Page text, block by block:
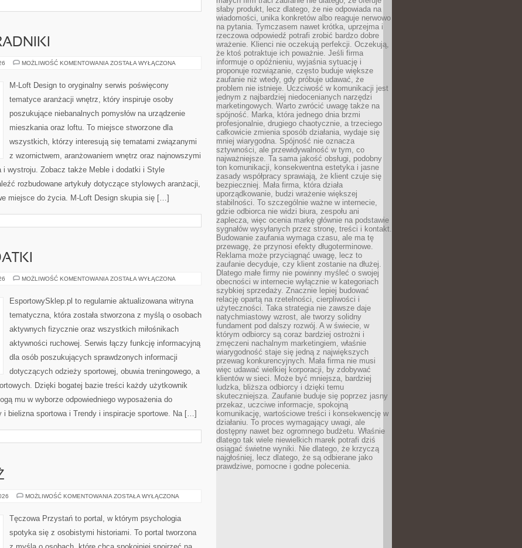
MOŻLIWOŚĆ KOMENTOWANIA PRAKTYCZNE
ZOSTAŁA WYŁĄCZONA
M-Loft Design to oryginalny serwis poświęcony
tematyce aranżacji wnętrz, który inspiruje osoby
poszukujące niebanalnych pomysłów na urządzenie
mieszkania oraz loftu. To miejsce stworzone dla
wszystkich, którzy interesują się tematami związanymi
z wzornictwem, aranżowaniem wnętrz oraz najnowszymi
i wystroju. Zobacz także Meble i dodatki i Style
rozbudowane artykuły dotyczące stylowych aranżacji,
miejsce do życia. M-Loft Design skupia się […]
MOŻLIWOŚĆ KOMENTOWANIA AKCESORIA
ZOSTAŁA WYŁĄCZONA
EsportowySklep.pl to regularnie aktualizowana witryna
tematyczna, która została stworzona z myślą o osobach
aktywnych fizycznie oraz wszystkich miłośnikach
aktywności ruchowej. Serwis łączy funkcję informacyjną
dla osób poszukujących sprawdzonych informacji
dotyczących odzieży sportowej, obuwia treningowego, a
Dzięki bogatej bazie treści każdy użytkownik
mu w wyborze odpowiedniego wyposażenia do
i bielizna sportowa i Trendy i inspiracje sportowe. Na […]
MOŻLIWOŚĆ KOMENTOWANIA DZIECI
ZOSTAŁA WYŁĄCZONA
Tęczowa Przystań to portal, w którym psychologia
spotyka się z osobistymi historiami. To portal tworzona
słaby produkt, lecz dlatego, że nie odpowiada na
wiadomości, unika konkretów albo reaguje nerwowo
na pytania. Tymczasem nawet krótka, uprzejma i
rzeczowa odpowiedź potrafi zrobić bardzo dobre
wrażenie. Klienci nie oczekują perfekcji. Oczekują,
że ktoś potraktuje ich poważnie. Jeśli firma
informuje o opóźnieniu, wyjaśnia sytuację i
proponuje rozwiązanie, często buduje większe
zaufanie niż wtedy, gdy próbuje udawać, że
problem nie istnieje. Uczciwość w komunikacji jest
jednym z najbardziej niedocenianych narzędzi
marketingowych. Warto zwrócić uwagę także na
spójność. Marka, która jednego dnia brzmi
profesjonalnie, drugiego chaotycznie, a trzeciego
całkowicie zmienia sposób działania, wydaje się
mniej wiarygodna. Spójność nie oznacza
sztywności, ale przewidywalność w tym, co
najważniejsze. Ta sama jakość obsługi, podobny
ton komunikacji, konsekwentna estetyka i jasne
zasady współpracy sprawiają, że klient czuje się
bezpieczniej. Mała firma, która działa
uporządkowanie, budzi wrażenie większej
stabilności. To szczególnie ważne w internecie,
gdzie odbiorca nie widzi biura, zespołu ani
zaplecza, więc ocenia markę głównie na podstawie
sygnałów wysyłanych przez stronę, treści i kontakt.
Budowanie zaufania wymaga czasu, ale ma tę
przewagę, że przynosi efekty długoterminowe.
Reklama może przyciągnąć uwagę, lecz to
zaufanie decyduje, czy klient zostanie na dłużej.
Dlatego małe firmy nie powinny myśleć o swojej
obecności w internecie wyłącznie w kategoriach
szybkiej sprzedaży. Znacznie lepiej budować
relację opartą na rzetelności, cierpliwości i
użyteczności. Taka strategia nie zawsze daje
natychmiastowy wzrost, ale tworzy solidny
fundament pod dalszy rozwój. A w świecie, w
którym odbiorcy są coraz bardziej ostrożni i
zmęczeni nachalnym marketingiem, właśnie
wiarygodność staje się jedną z największych
przewag konkurencyjnych. Mała firma nie musi
więc udawać wielkiej korporacji, by zdobywać
klientów w sieci. Może być mniejsza, bardziej
ludzka, bliższa odbiorcy i dzięki temu
skuteczniejsza. Zaufanie buduje się poprzez jasny
przekaz, uczciwe informacje, spokojną
komunikację, wartościowe treści i konsekwencję w
działaniu. To proces wymagający uwagi, ale
dostępny nawet bez ogromnego budżetu. Właśnie
dlatego tak wiele niewielkich marek potrafi dziś
osiągać świetne wyniki. Nie dlatego, że krzyczą
najgłośniej, lecz dlatego, że są odbierane jako
prawdziwe, pomocne i godne polecenia.